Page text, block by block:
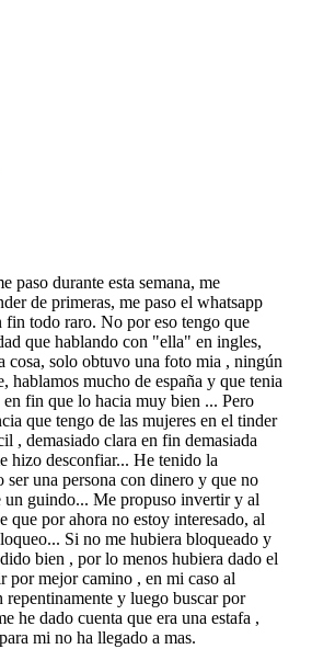
paso durante esta semana, me
de primeras, me paso el whatsapp
fin todo raro. No por eso tengo que
que hablando con "ella" en ingles,
cosa, solo obtuvo una foto mia , ningún
hablamos mucho de españa y que tenia
en fin que lo hacia muy bien ... Pero
que tengo de las mujeres en el tinder
, demasiado clara en fin demasiada
hizo desconfiar... He tenido la
ser una persona con dinero y que no
un guindo... Me propuso invertir y al
que por ahora no estoy interesado, al
Si no me hubiera bloqueado y
bien , por lo menos hubiera dado el
por mejor camino , en mi caso al
repentinamente y luego buscar por
he dado cuenta que era una estafa ,
mi no ha llegado a mas.